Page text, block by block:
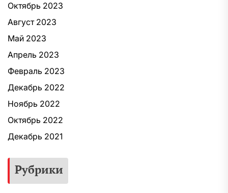
Октябрь 2023
Август 2023
Май 2023
Апрель 2023
Февраль 2023
Декабрь 2022
Ноябрь 2022
Октябрь 2022
Декабрь 2021
Рубрики